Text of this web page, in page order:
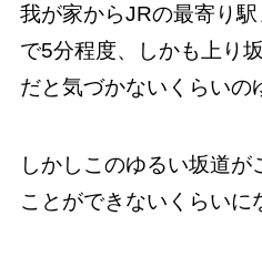
我が家からJRの最寄り
で5分程度、しかも上り
だと気づかないくらいの
しかしこのゆるい坂道が
ことができないくらいに